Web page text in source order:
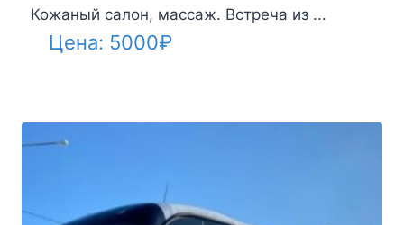
Кожаный салон, массаж. Встреча из ...
Цена: 5000₽